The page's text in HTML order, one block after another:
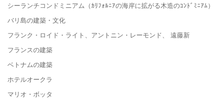
シーランチコンドミニアム（ｶﾘﾌｫﾙﾆｱの海岸に拡がる木造のｺﾝﾄﾞﾐﾆｱﾑ）
バリ島の建築・文化
フランク・ロイド・ライト、アントニン・レーモンド、 遠藤新
フランスの建築
ベトナムの建築
ホテルオークラ
マリオ・ボッタ